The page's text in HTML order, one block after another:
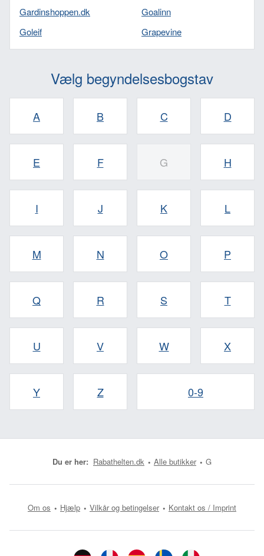
Gardinshoppen.dk
Goalinn
Goleif
Grapevine
Vælg begyndelsesbogstav
A B C D
E F G H
I J K L
M N O P
Q R S T
U V W X
Y Z 0-9
Du er her: Rabathelten.dk Alle butikker G
Om os Hjælp Vilkår og betingelser Kontakt os / Imprint